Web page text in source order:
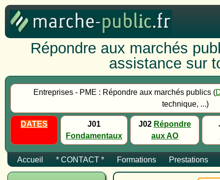
Répondre aux marchés
assistance sur
Entreprises - PME : Répondre aux marchés publics (
technique, ...)
DATES
J01
Fondamentaux
J02 Répondre
aux AO
Accueil * CONTACT * Formations Prestations